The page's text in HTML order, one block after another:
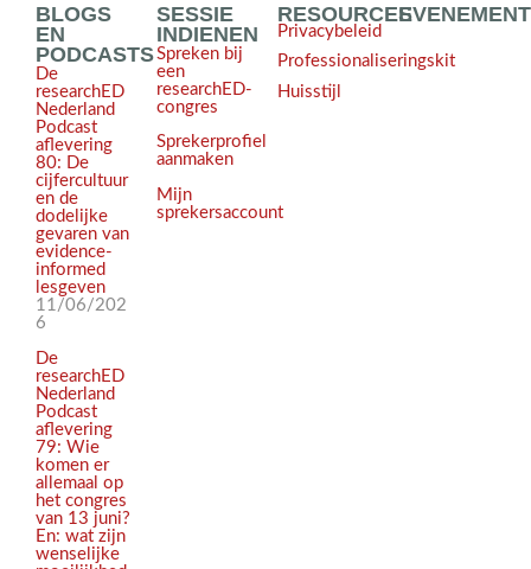
BLOGS
EN
PODCASTS
De
researchED
Nederland
Podcast
aflevering
80: De
cijfercultuur
en de
dodelijke
gevaren van
evidence-
informed
lesgeven
11/06/202
6
De
researchED
Nederland
Podcast
aflevering
79: Wie
komen er
allemaal op
het congres
van 13 juni?
En: wat zijn
wenselijke
SESSIE
INDIENEN
Spreken bij
een
researchED-
congres
Sprekerprofiel
aanmaken
Mijn
sprekersaccount
RESOURCES
Privacybeleid
Professionaliseringskit
Huisstijl